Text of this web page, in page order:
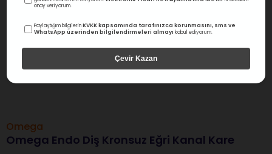
Omega
Omega Endo Diş Kronsuz Eğri Kanal Kare
onay veriyorum.
Paylaştığım bilgilerinKVKK kapsamında tarafınızca korunmasını, sms ve
WhatsApp üzerinden bilgilendirmeleri almayı kabul ediyorum.
Çevir Kazan